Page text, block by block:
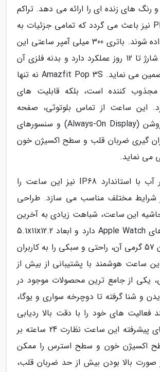
های زنده ای را ارائه می دهد. تراکم
پیکسلی 330 PPI نیز باعث می گردد که تمامی جزئیات به
وضوح نمایش داده شوند. باتری 300 میلی آمپر ساعتی این
ساعت با هر بار شارژ تا 12 روز عملکرد دارد و بدنه فلزی آن
دوام بالایی را تضمین می نماید. Amazfit Pop 3S نه تنها
کننده است، بلکه قابلیت های
این ساعت از تماس بلوتوثی، صفحه
نمایش همواره روشن (Always-On Display) و سنسورهای
گیری ضربان قلب و سطح اکسیژن خون
مقاومت در برابر آب با استاندارد IP68 نیز این ساعت را
شرایط مختلف مناسب می سازد. طراحی
این ساعت، شباهت زیادی به آخرین
نسل از ساعت های Apple Watch دارد و ابعاد 5.1x11x12.2
سانتی متر و وزن 57 گرمی آن، راحتی و سبکی را به کاربران
ساعت هوشمند با پشتیبانی از بیش از
یکی از جامع ترین محصولات موجود در
و شنا گرفته تا دوچرخه سواری و یوگا،
فعالیت های خود را با دقت بالا ردیابی
نمایند. سنسورهای پیشرفته این ساعت نظارت 24 ساعته بر
اکسیژن خون و سطح استرس را ممکن
صورت بالا بودن بیش از حد ضربان قلب،